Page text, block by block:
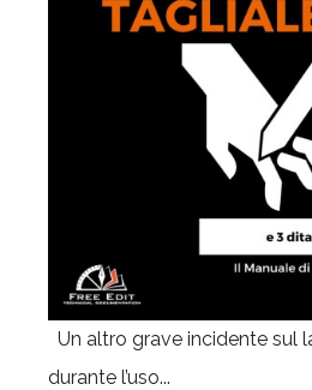
Un altro grave incidente sul
durante l’uso...